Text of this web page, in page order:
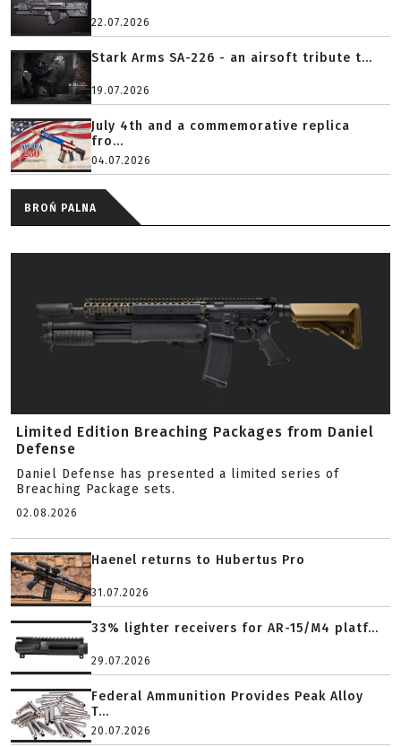
22.07.2026
Stark Arms SA-226 - an airsoft tribute t...
19.07.2026
July 4th and a commemorative replica
fro...
04.07.2026
BROŃ PALNA
Limited Edition Breaching Packages from Daniel
Defense
Daniel Defense has presented a limited series of
Breaching Package sets.
02.08.2026
Haenel returns to Hubertus Pro
31.07.2026
33% lighter receivers for AR-15/M4 platf...
29.07.2026
Federal Ammunition Provides Peak Alloy
T...
20.07.2026